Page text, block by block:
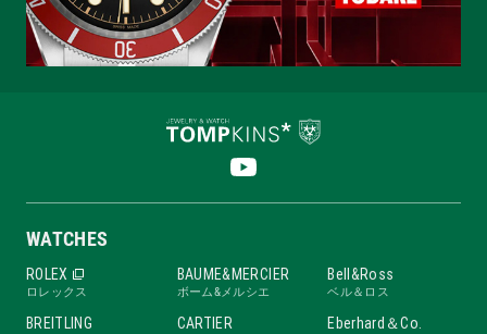
WATCHES
ROLEX
ロレックス
BAUME&MERCIER
ボーム&メルシエ
Bell&Ross
ベル＆ロス
BREITLING CARTIER Eberhard＆Co.